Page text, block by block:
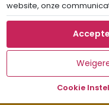
website, onze
aan op jouw interesses
kan je door deze cookies
Als je op "Accepteer" klikt,
Lobi toestemming om
media en
Cookie
Filter